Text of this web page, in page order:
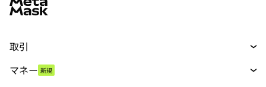
取引
マネー 新規